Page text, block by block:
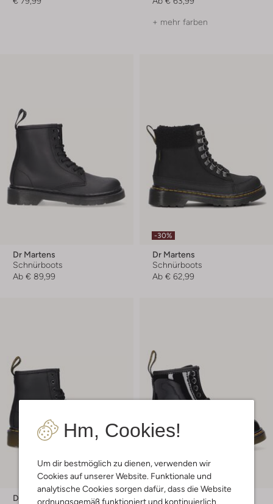
Hm, Cookies!
Um dir bestmöglich zu dienen, verwenden wir
Cookies auf unserer Website. Funktionale und
analytische Cookies sorgen dafür, dass die Website
ordnungsgemäß funktioniert und kontinuierlich
+ mehr farben
Dr Martens
Schnürboots
Ab € 89,99
-30%
Dr Martens
Schnürboots
Ab € 62,99
Dr Martens
Dr Martens